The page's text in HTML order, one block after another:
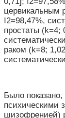
цервикальным
I2=98,47%,
простаты (k=4;
раком (k=8;
Было
психическими
шизофренией)